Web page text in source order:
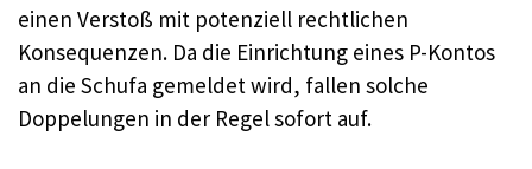
einen Verstoß mit potenziell rechtlichen
Konsequenzen. Da die Einrichtung eines P-Kontos
an die Schufa gemeldet wird, fallen solche
Doppelungen in der Regel sofort auf.